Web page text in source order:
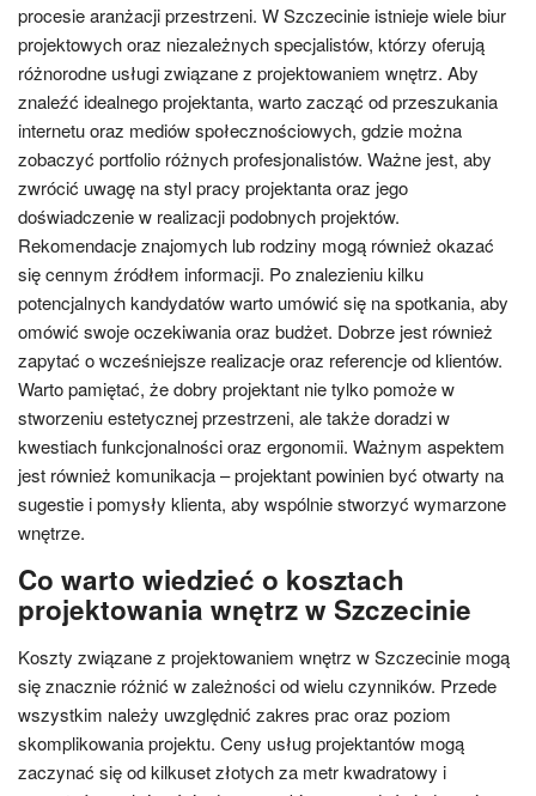
procesie aranżacji przestrzeni. W Szczecinie istnieje wiele biur
projektowych oraz niezależnych specjalistów, którzy oferują
różnorodne usługi związane z projektowaniem wnętrz. Aby
znaleźć idealnego projektanta, warto zacząć od przeszukania
internetu oraz mediów społecznościowych, gdzie można
zobaczyć portfolio różnych profesjonalistów. Ważne jest, aby
zwrócić uwagę na styl pracy projektanta oraz jego
doświadczenie w realizacji podobnych projektów.
Rekomendacje znajomych lub rodziny mogą również okazać
się cennym źródłem informacji. Po znalezieniu kilku
potencjalnych kandydatów warto umówić się na spotkania, aby
omówić swoje oczekiwania oraz budżet. Dobrze jest również
zapytać o wcześniejsze realizacje oraz referencje od klientów.
Warto pamiętać, że dobry projektant nie tylko pomoże w
stworzeniu estetycznej przestrzeni, ale także doradzi w
kwestiach funkcjonalności oraz ergonomii. Ważnym aspektem
jest również komunikacja – projektant powinien być otwarty na
sugestie i pomysły klienta, aby wspólnie stworzyć wymarzone
wnętrze.
Co warto wiedzieć o kosztach
projektowania wnętrz w Szczecinie
Koszty związane z projektowaniem wnętrz w Szczecinie mogą
się znacznie różnić w zależności od wielu czynników. Przede
wszystkim należy uwzględnić zakres prac oraz poziom
skomplikowania projektu. Ceny usług projektantów mogą
zaczynać się od kilkuset złotych za metr kwadratowy i